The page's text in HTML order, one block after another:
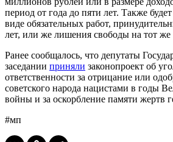
период от года до пяти лет. Также
виде обязательных работ,
лет, или же лишения свободы на тот же
Ранее сообщалось, что депутаты
заседании приняли законопроект об
ответственности за отрицание или
советского народа нацистами в годы
войны и за оскорбление памяти жертв
#мп